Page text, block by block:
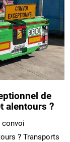
de
alentours ?
convoi
? Transports